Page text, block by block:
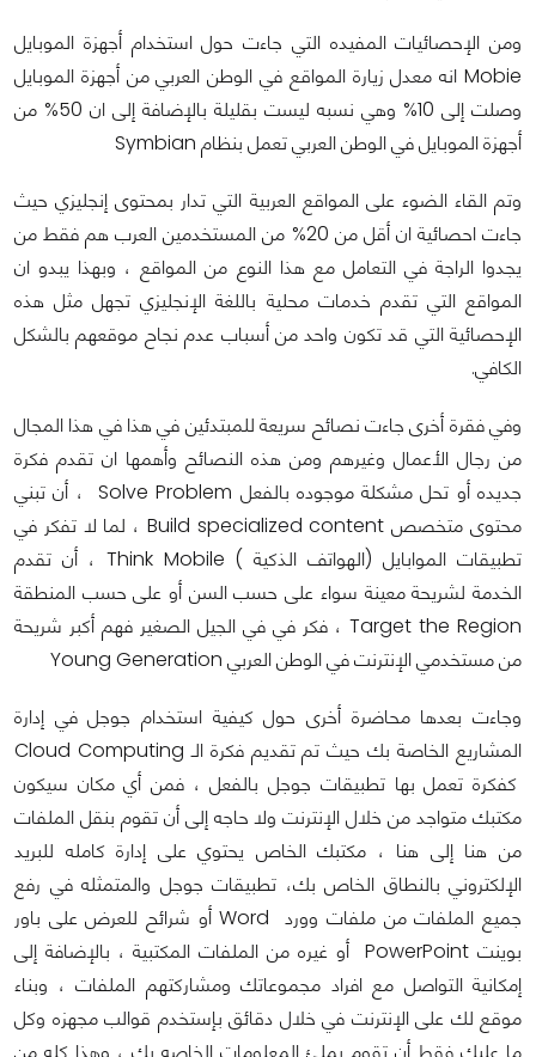
ومن الإحصائيات المفيده التي جاءت حول استخدام أجهزة الموبايل
Mobie انه معدل زيارة المواقع في الوطن العربي من أجهزة الموبايل
وصلت إلى 10% وهي نسبه ليست بقليلة بالإضافة إلى ان 50% من
أجهزة الموبايل في الوطن العربي تعمل بنظام Symbian
وتم القاء الضوء على المواقع العربية التي تدار بمحتوى إنجليزي حيث
جاءت احصائية ان أقل من 20% من المستخدمين العرب هم فقط من
يجدوا الراجة في التعامل مع هذا النوع من المواقع ، وبهذا يبدو ان
المواقع التي تقدم خدمات محلية باللغة الإنجليزي تجهل مثل هذه
الإحصائية التي قد تكون واحد من أسباب عدم نجاح موقعهم بالشكل
الكافي.
وفي فقرة أخرى جاءت نصائح سريعة للمبتدئين في هذا في هذا المجال
من رجال الأعمال وغيرهم ومن هذه النصائح وأهمها ان تقدم فكرة
جديده أو تحل مشكلة موجوده بالفعل Solve Problem ، أن تبني
محتوى متخصص Build specialized content ، لما لا تفكر في
تطبيقات الموابايل (الهواتف الذكية ) Think Mobile ، أن تقدم
الخدمة لشريحة معينة سواء على حسب السن أو على حسب المنطقة
Target the Region ، فكر في في الجيل الصغير فهم أكبر شريحة
من مستخدمي الإنترنت في الوطن العربي Young Generation
وجاءت بعدها محاضرة أخرى حول كيفية استخدام جوجل في إدارة
المشاريع الخاصة بك حيث تم تقديم فكرة الـ Cloud Computing
كفكرة تعمل بها تطبيقات جوجل بالفعل ، فمن أي مكان سيكون
مكتبك متواجد من خلال الإنترنت ولا حاجه إلى أن تقوم بنقل الملفات
من هنا إلى هنا ، مكتبك الخاص يحتوي على إدارة كامله للبريد
الإلكتروني بالنطاق الخاص بك، تطبيقات جوجل والمتمثله في رفع
جميع الملفات من ملفات وورد Word أو شرائح للعرض على باور
بوينت PowerPoint أو غيره من الملفات المكتبية ، بالإضافة إلى
إمكانية التواصل مع افراد مجموعاتك ومشاركتهم الملفات ، وبناء
موقع لك على الإنترنت في خلال دقائق بإستخدم قوالب مجهزه وكل